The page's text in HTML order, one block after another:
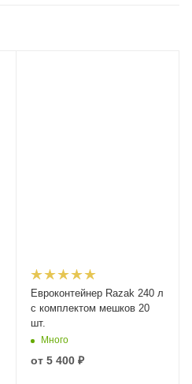
Евроконтейнер Razak 240 л
с комплектом мешков 20
шт.
Много
от 5 400 ₽